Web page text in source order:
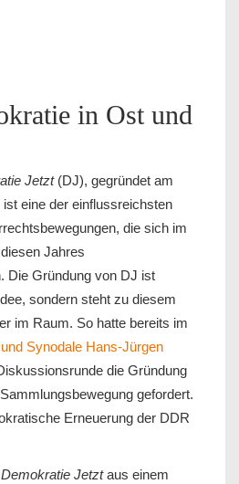
in Ost und
Jetzt(DJ), gegründet am
eine der einflussreichsten
die sich im
Jahres
Die Gründung von DJ ist
sondern steht zu diesem
im Raum. So hatte bereits im
Synodale Hans-Jürgen
die Gründung
gefordert.
Erneuerung der DDR
Demokratie Jetztaus einem